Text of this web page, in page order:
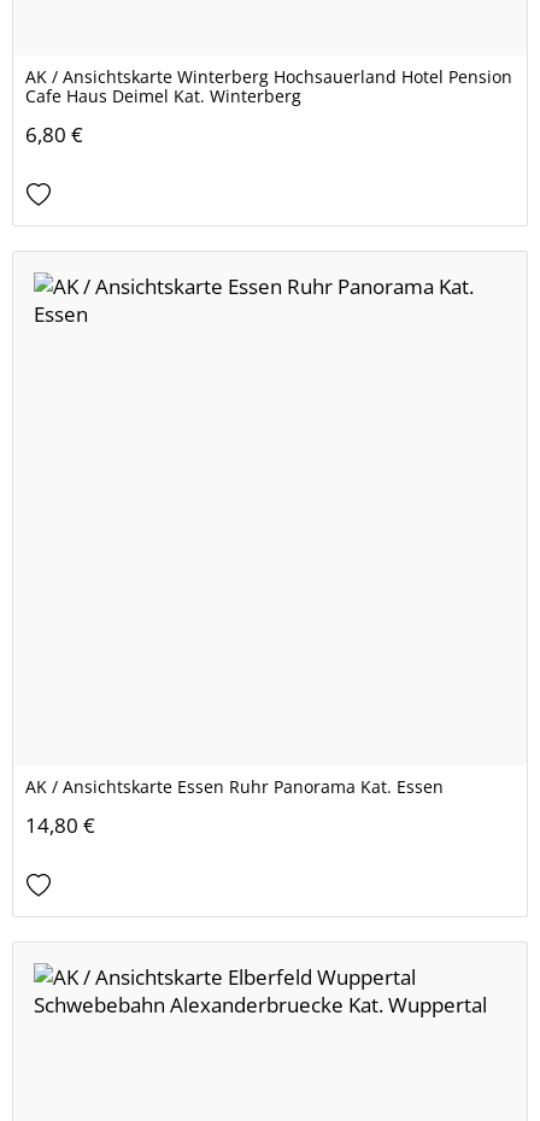
AK / Ansichtskarte Winterberg Hochsauerland Hotel Pension
Cafe Haus Deimel Kat. Winterberg
6,80 €
AK / Ansichtskarte Essen Ruhr Panorama Kat. Essen
14,80 €